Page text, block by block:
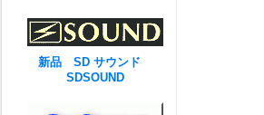
新品 SD サウンド
SDSOUND